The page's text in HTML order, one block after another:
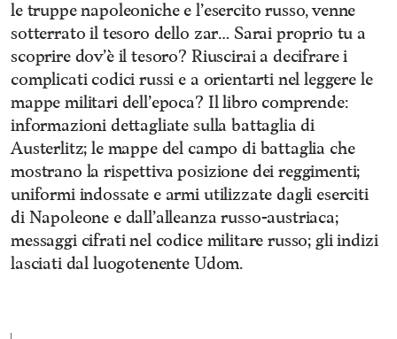
le truppe napoleoniche e l’esercito russo, venne
sotterrato il tesoro dello zar… Sarai proprio tu a
scoprire dov’è il tesoro? Riuscirai a decifrare i
complicati codici russi e a orientarti nel leggere le
mappe militari dell’epoca? Il libro comprende:
informazioni dettagliate sulla battaglia di
Austerlitz; le mappe del campo di battaglia che
mostrano la rispettiva posizione dei reggimenti;
uniformi indossate e armi utilizzate dagli eserciti
di Napoleone e dall’alleanza russo-austriaca;
messaggi cifrati nel codice militare russo; gli indizi
lasciati dal luogotenente Udom.